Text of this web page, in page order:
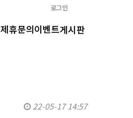
로그인
제휴문의이벤트게시판
22-05-17 14:57